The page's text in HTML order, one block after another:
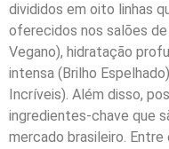
divididos em oito linhas
oferecidos nos salões
Vegano), hidratação
intensa (Brilho
Incríveis). Além disso,
ingredientes-chave que
mercado brasileiro.